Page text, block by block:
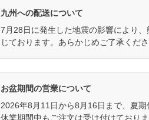
九州への配送について
7月28日に発生した地震の影響により
じております。あらかじめご了承くだ
お盆期間の営業について
2026年8月11日から8月16日まで、夏期
休業期間中もご注文は受け付けており